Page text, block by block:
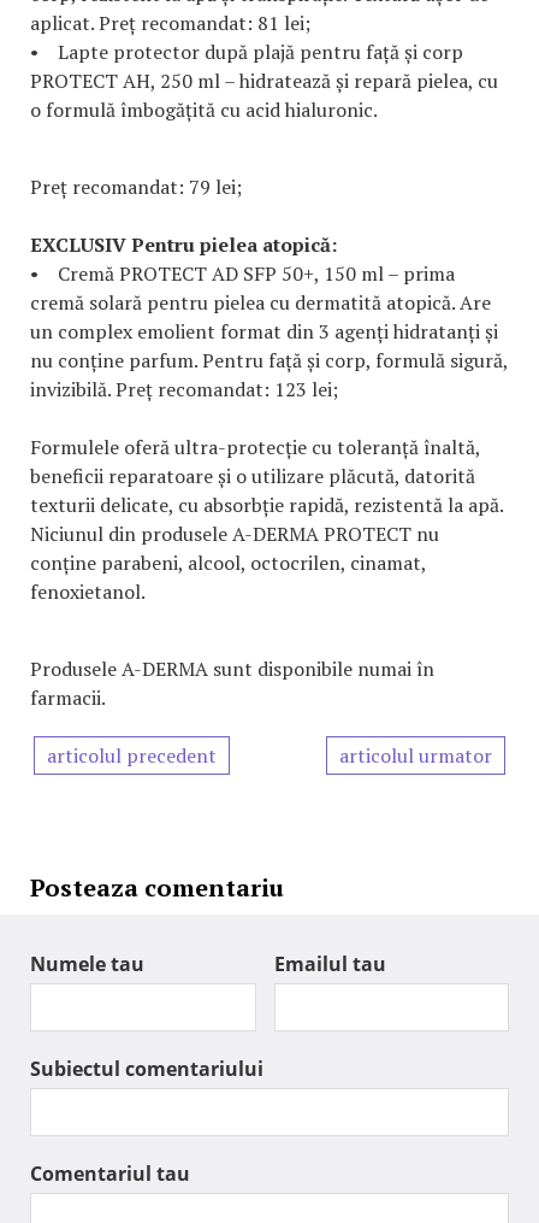
aplicat. Preț recomandat: 81 lei;
• Lapte protector după plajă pentru față și corp
PROTECT AH, 250 ml – hidratează și repară pielea, cu
o formulă îmbogățită cu acid hialuronic.
Preț recomandat: 79 lei;
EXCLUSIV Pentru pielea atopică:
• Cremă PROTECT AD SFP 50+, 150 ml – prima
cremă solară pentru pielea cu dermatită atopică. Are
un complex emolient format din 3 agenți hidratanți și
nu conține parfum. Pentru față și corp, formulă sigură,
invizibilă. Preț recomandat: 123 lei;
Formulele oferă ultra-protecție cu toleranță înaltă,
beneficii reparatoare și o utilizare plăcută, datorită
texturii delicate, cu absorbție rapidă, rezistentă la apă.
Niciunul din produsele A-DERMA PROTECT nu
conține parabeni, alcool, octocrilen, cinamat,
fenoxietanol.
Produsele A-DERMA sunt disponibile numai în
farmacii.
articolul precedent articolul urmator
Posteaza comentariu
Numele tau Emailul tau
Subiectul comentariului
Comentariul tau